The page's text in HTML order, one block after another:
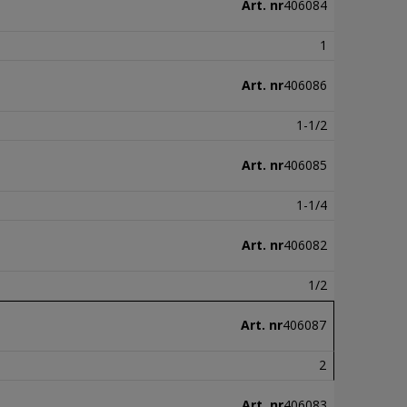
Art. nr406084
1
Art. nr406086
1-1/2
Art. nr406085
1-1/4
Art. nr406082
1/2
Art. nr406087
2